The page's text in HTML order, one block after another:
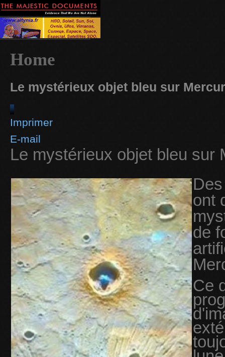
Home
Le mystérieux objet bleu sur
Imprimer
E-mail
Le mystérieux objet bleu
ont
de
Ce